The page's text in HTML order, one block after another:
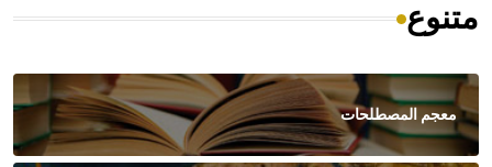
متنوع
معجم المصطلحات